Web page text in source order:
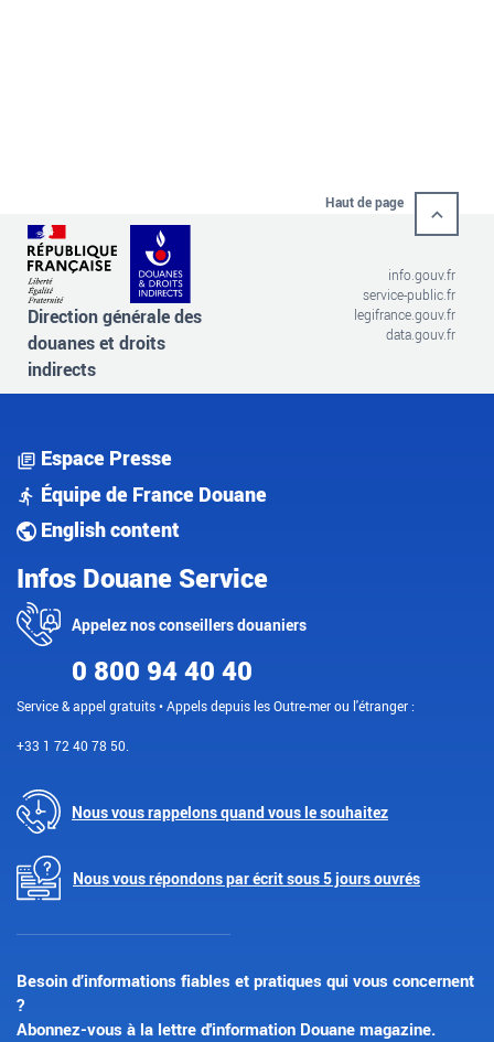
Haut de page
Direction générale des
douanes et droits
indirects
info.gouv.fr
service-public.fr
legifrance.gouv.fr
data.gouv.fr
Espace Presse
Équipe de France Douane
English content
Infos Douane Service
Appelez nos conseillers douaniers
0 800 94 40 40
Service & appel gratuits • Appels depuis les Outre-mer ou l'étranger :
+33 1 72 40 78 50.
Nous vous rappelons quand vous le souhaitez
Nous vous répondons par écrit sous 5 jours ouvrés
Besoin d’informations fiables et pratiques qui vous concernent
?
Abonnez-vous à la lettre d'information Douane magazine.